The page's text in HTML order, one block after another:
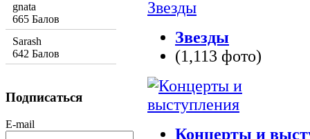
Звезды
(1,113 фото)
Концерты и
gnata
665 Балов
Sarash
642 Балов
Подписаться
E-mail